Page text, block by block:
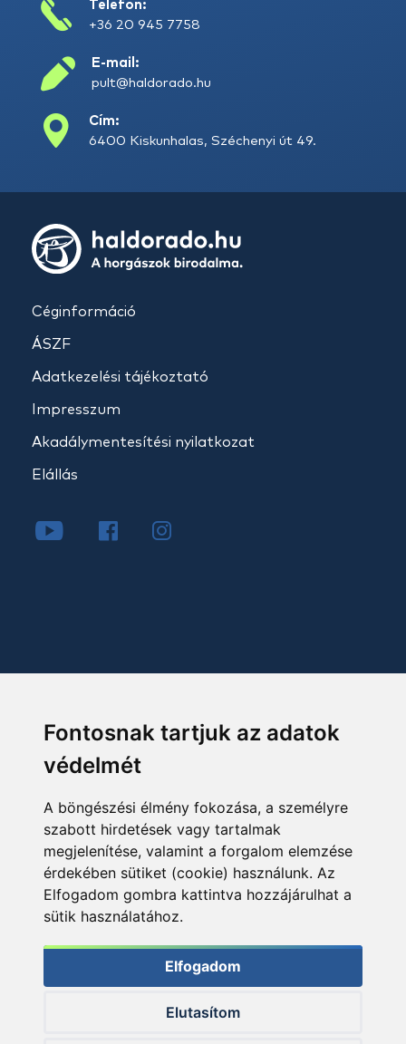
Fontosnak tartjuk az adatok
védelmét
A böngészési élmény fokozása, a személyre
szabott hirdetések vagy tartalmak
megjelenítése, valamint a forgalom elemzése
érdekében sütiket (cookie) használunk. Az
Elfogadom gombra kattintva hozzájárulhat a
sütik használatához.
Elfogadom
Elutasítom
Telefon:
+36 20 945 7758
E-mail:
pult@haldorado.hu
Cím:
6400 Kiskunhalas, Széchenyi út 49.
Céginformáció
ÁSZF
Adatkezelési tájékoztató
Impresszum
Akadálymentesítési nyilatkozat
Elállás